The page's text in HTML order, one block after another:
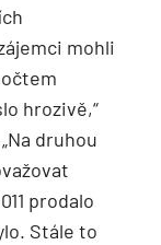
mohli
hrozivě,“
druhou
prodalo
Stále to